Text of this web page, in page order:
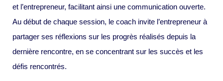
et l’entrepreneur, facilitant ainsi une communication ouverte.
Au début de chaque session, le coach invite l’entrepreneur à
partager ses réflexions sur les progrès réalisés depuis la
dernière rencontre, en se concentrant sur les succès et les
défis rencontrés.